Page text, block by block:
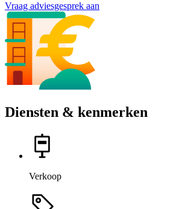
Vraag adviesgesprek aan
Diensten & kenmerken
Verkoop